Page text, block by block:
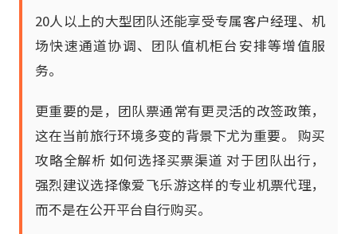
20人以上的大型团队还能享受专属客户经理、机
场快速通道协调、团队值机柜台安排等增值服
务。
更重要的是，团队票通常有更灵活的改签政策，
这在当前旅行环境多变的背景下尤为重要。 购买
攻略全解析 如何选择买票渠道 对于团队出行，
强烈建议选择像爱飞乐游这样的专业机票代理，
而不是在公开平台自行购买。